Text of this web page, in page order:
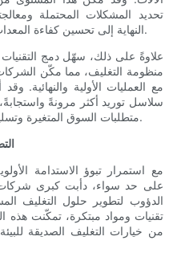
تحديد المشكلات المحتملة
النهاية إلى تحسين كفاءة المعدات بشكل عام وتقليل فترات التوقف.
علاوةً على ذلك، سهّل دمج التقنيات
منظومة التغليف، مما مكّن
مع العمليات الأولية والنهائية.
سلاسل توريد أكثر مرونةً
متطلبات السوق المتغيرة وتسليم المنتجات إلى السوق بكفاءة أكبر.
مع استمرار تبوؤ الاستدامة
على حد سواء، دأبت كبرى
الدؤوب لتطوير حلول التغليف
تقنيات ومواد مبتكرة، تمكّنت
من خيارات التغليف الصديقة